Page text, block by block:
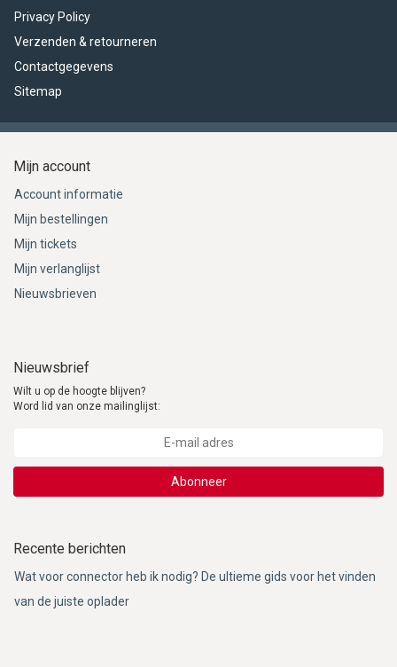
Privacy Policy
Verzenden & retourneren
Contactgegevens
Sitemap
Mijn account
Account informatie
Mijn bestellingen
Mijn tickets
Mijn verlanglijst
Nieuwsbrieven
Nieuwsbrief
Wilt u op de hoogte blijven?
Word lid van onze mailinglijst:
Abonneer
Recente berichten
Wat voor connector heb ik nodig? De ultieme gids voor het vinden
van de juiste oplader